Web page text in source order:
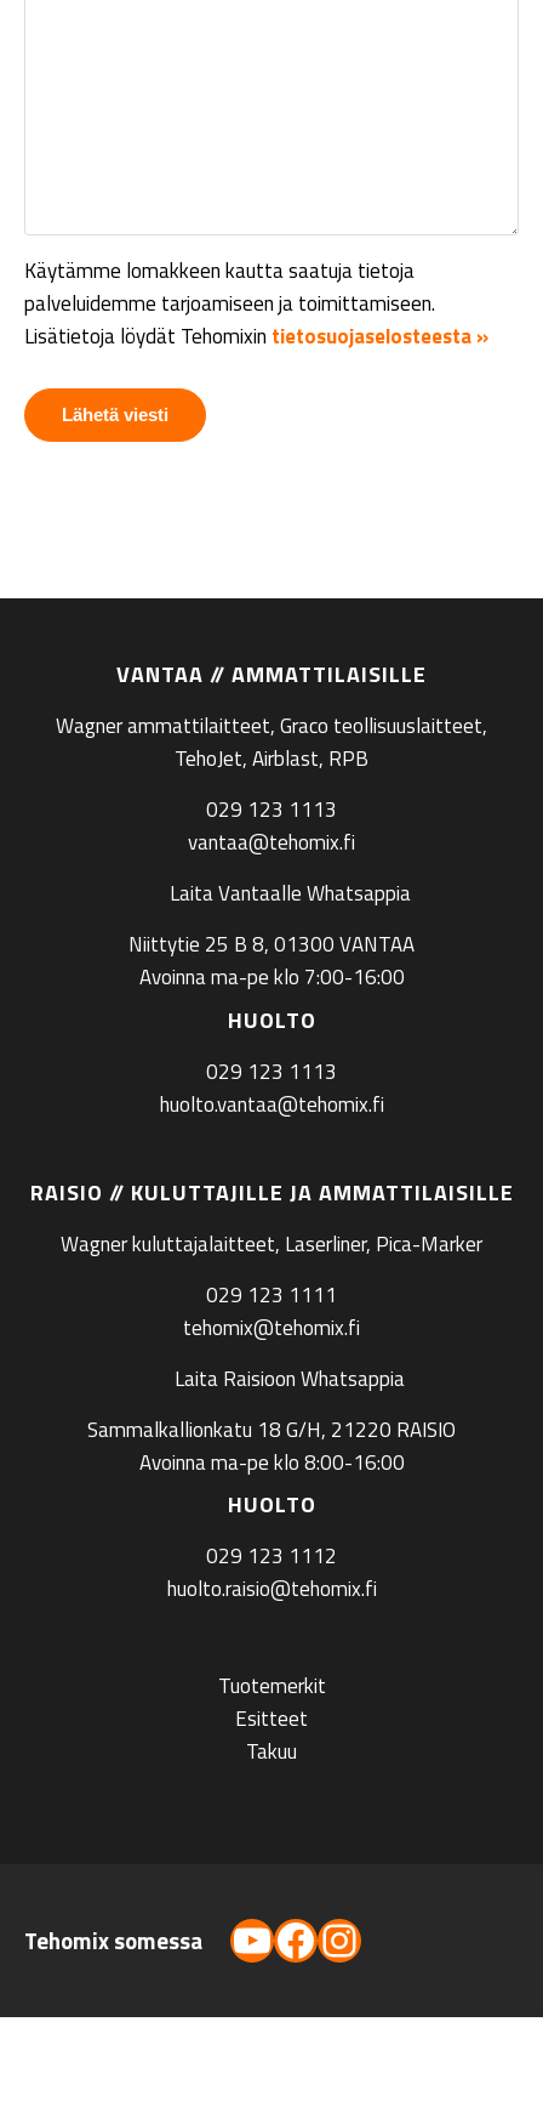
Käytämme lomakkeen kautta saatuja tietoja
palveluidemme tarjoamiseen ja toimittamiseen.
Lisätietoja löydät Tehomixin tietosuojaselosteesta »
VANTAA // AMMATTILAISILLE
Wagner ammattilaitteet, Graco teollisuuslaitteet,
TehoJet, Airblast, RPB
029 123 1113
vantaa@tehomix.fi
Laita Vantaalle Whatsappia
Niittytie 25 B 8, 01300 VANTAA
Avoinna ma-pe klo 7:00-16:00
HUOLTO
029 123 1113
huolto.vantaa@tehomix.fi
RAISIO // KULUTTAJILLE JA AMMATTILAISILLE
Wagner kuluttajalaitteet, Laserliner, Pica-Marker
029 123 1111
tehomix@tehomix.fi
Laita Raisioon Whatsappia
Sammalkallionkatu 18 G/H, 21220 RAISIO
Avoinna ma-pe klo 8:00-16:00
HUOLTO
029 123 1112
huolto.raisio@tehomix.fi
Tuotemerkit
Esitteet
Takuu
Tehomix somessa YouTube
Facebook
Instagram